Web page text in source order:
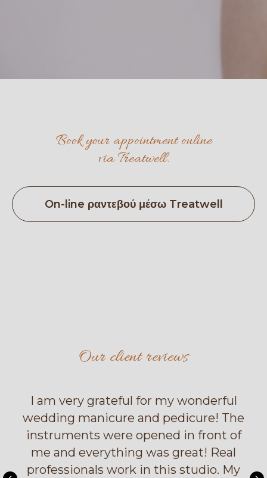
Book your appointment online
via Treatwell.
On-line ραντεβού μέσω Treatwell
Our client reviews
I am very grateful for my wonderful
wedding manicure and pedicure! The
instruments were opened in front of
me and everything was great! Real
professionals work in this studio. My